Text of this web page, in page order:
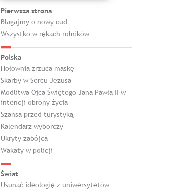
Pierwsza strona
Błagajmy o nowy cud
Wszystko w rękach rolników
Polska
Hołownia zrzuca maskę
Skarby w Sercu Jezusa
Modlitwa Ojca Świętego Jana Pawła II w
intencji obrony życia
Szansa przed turystyką
Kalendarz wyborczy
Ukryty zabójca
Wakaty w policji
Świat
Usunąć ideologię z uniwersytetów